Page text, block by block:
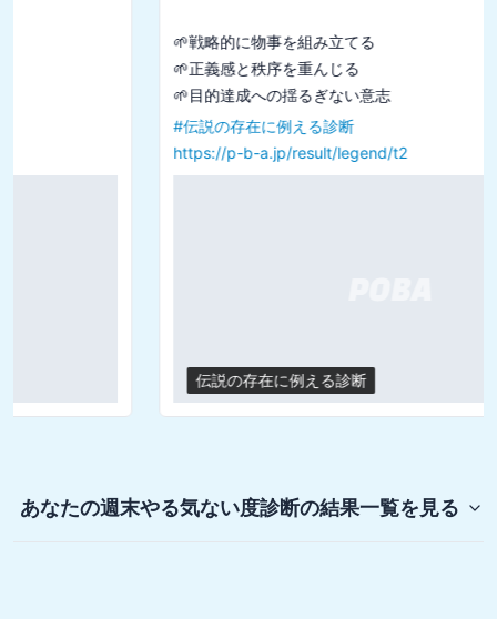
🌱戦略的に物事を組み立てる
🌱正義感と秩序を重んじる
🌱目的達成への揺るぎない意志
伝説の存在に例える診断
https://p-b-a.jp/result/legend/t2
伝説の存在に例える診断
あなたの週末やる気ない度診断の結果一覧を見る